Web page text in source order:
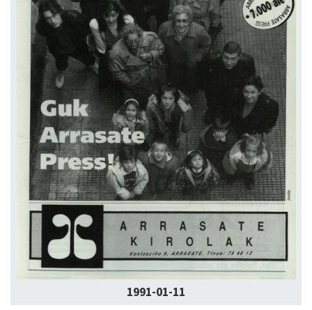
1991-01-11